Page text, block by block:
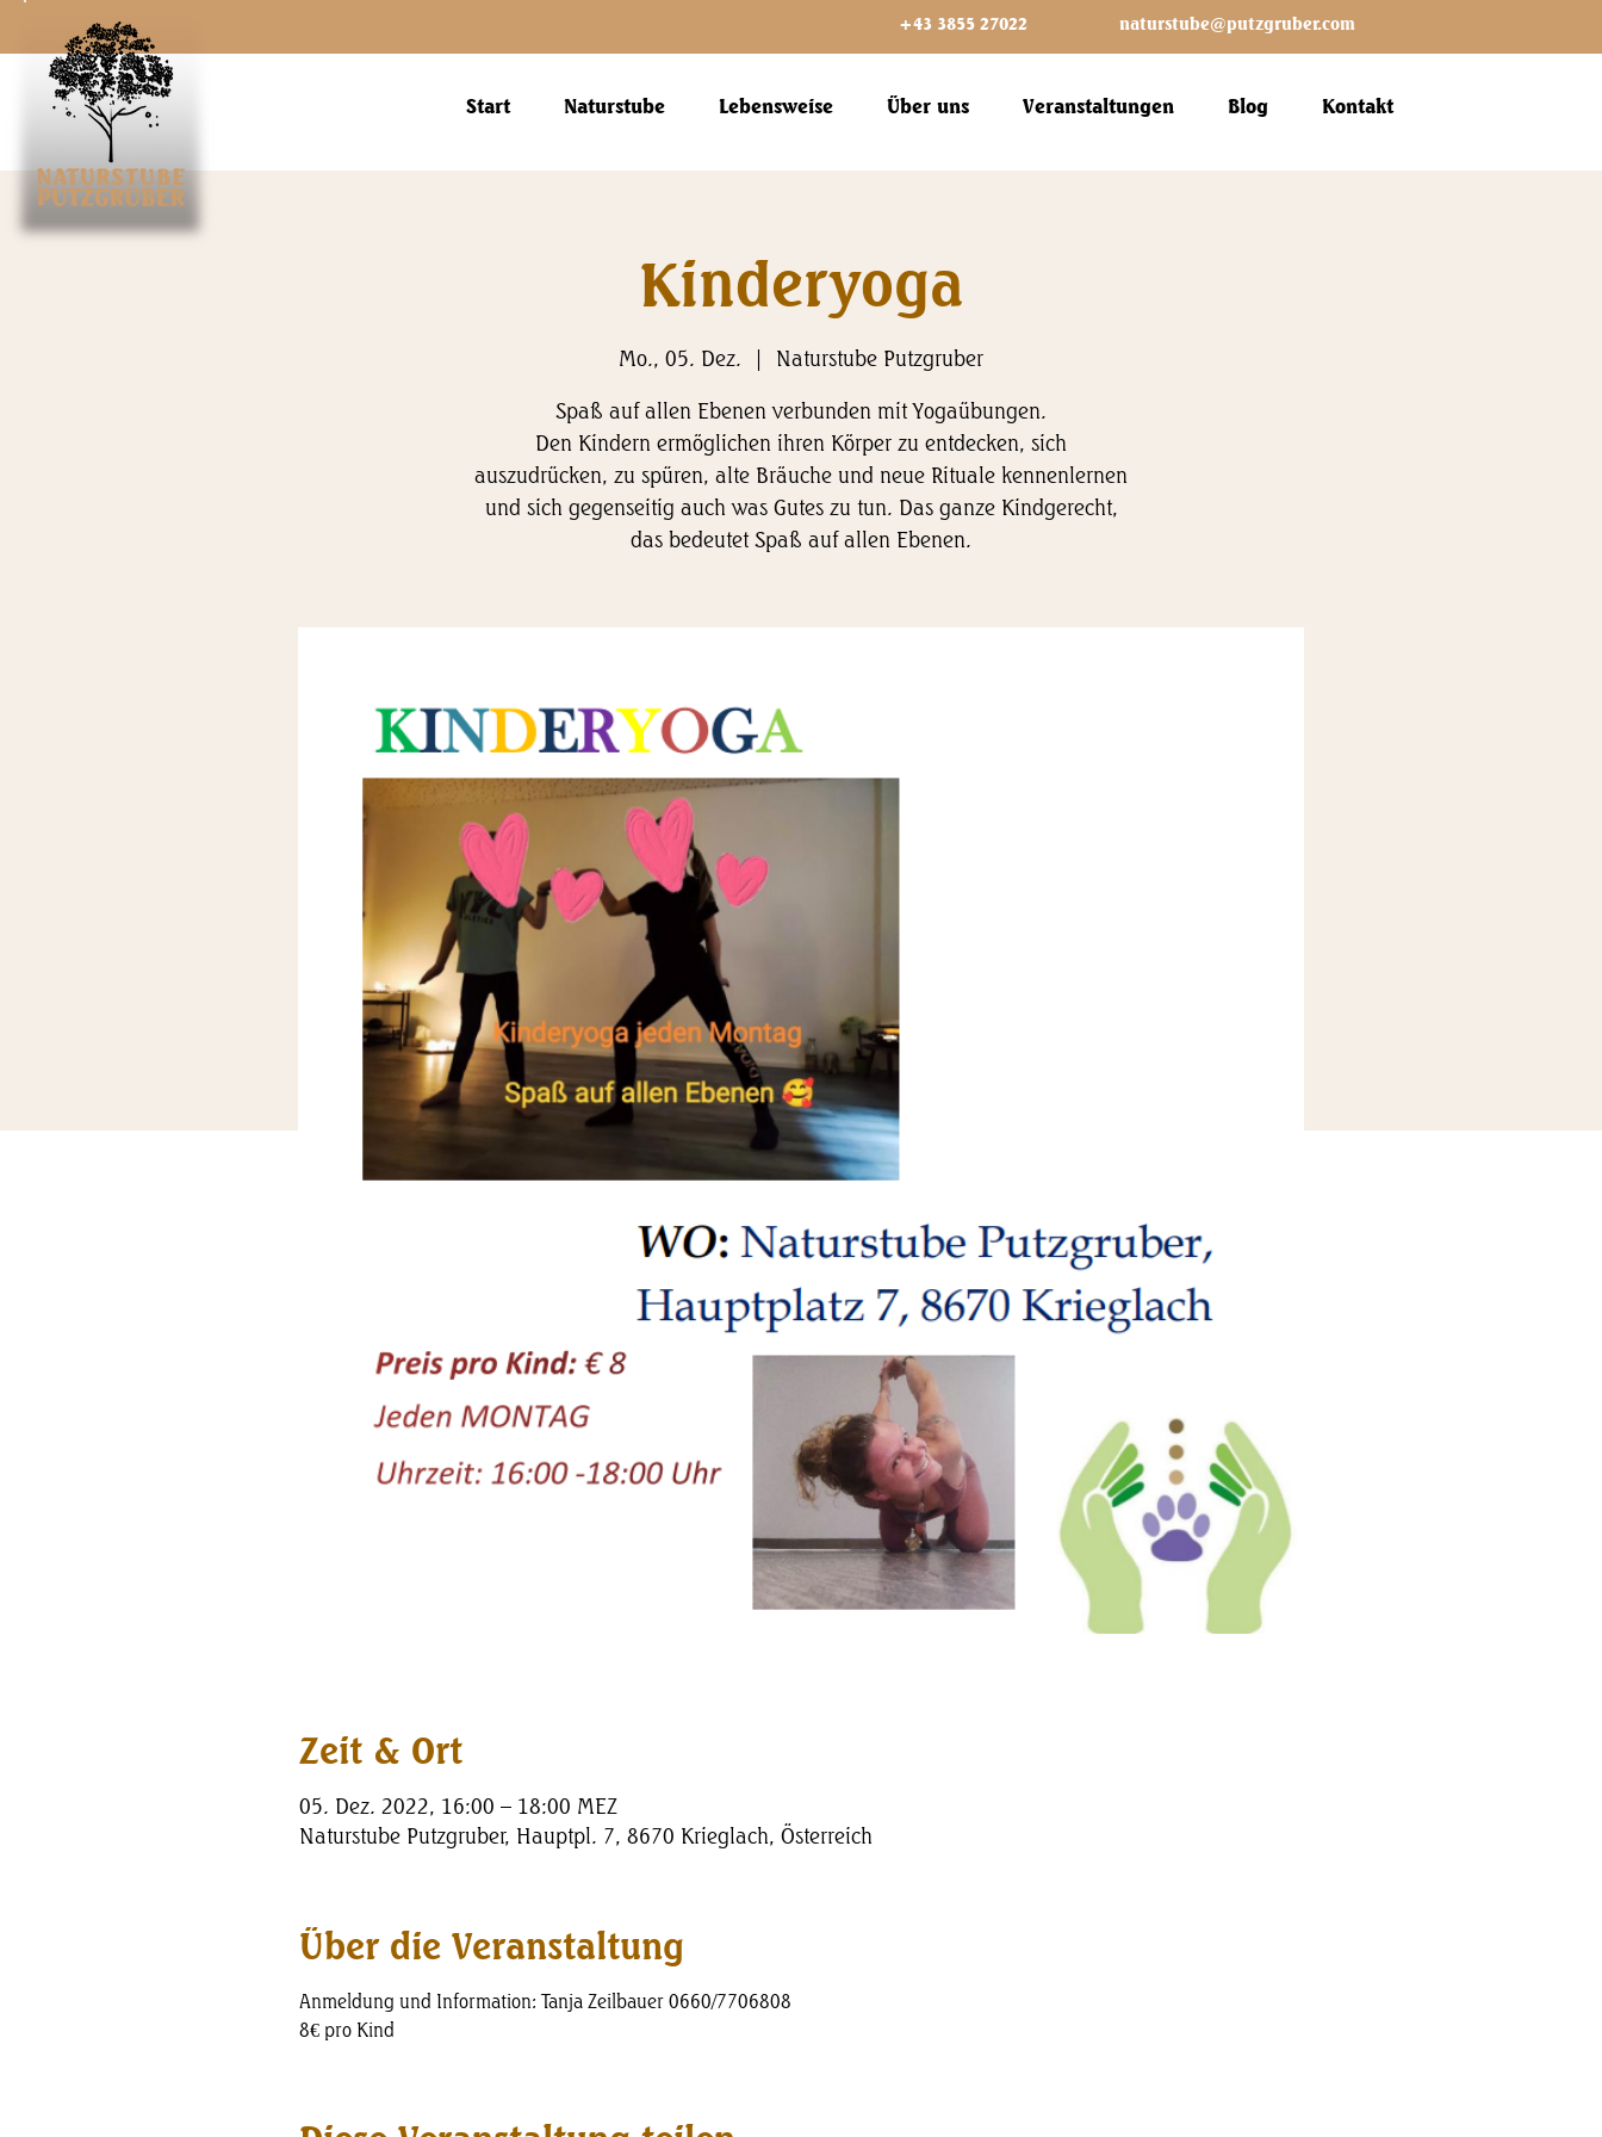
+43 3855 27022 naturstube@putzgruber.com
Start Naturstube Lebensweise Über uns Veranstaltungen Blog Kontakt
Kinderyoga
Mo., 05. Dez.
  |
Naturstube Putzgruber
Spaß auf allen Ebenen verbunden mit Yogaübungen.
Den Kindern ermöglichen ihren Körper zu entdecken, sich
auszudrücken, zu spüren, alte Bräuche und neue Rituale kennenlernen
und sich gegenseitig auch was Gutes zu tun. Das ganze Kindgerecht,
das bedeutet Spaß auf allen Ebenen.
Zeit & Ort
05. Dez. 2022, 16:00 – 18:00 MEZ
Naturstube Putzgruber, Hauptpl. 7, 8670 Krieglach, Österreich
Über die Veranstaltung
Anmeldung und Information: Tanja Zeilbauer 0660/7706808
8€ pro Kind